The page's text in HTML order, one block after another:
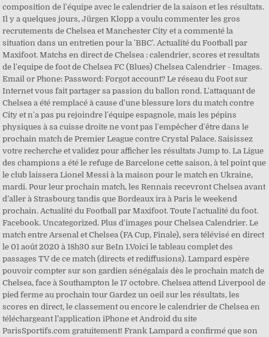
composition de l'équipe avec le calendrier de la saison et les résultats.
Il y a quelques jours, Jürgen Klopp a voulu commenter les gros
recrutements de Chelsea et Manchester City et a commenté la
situation dans un entretien pour la 'BBC'. Actualité du Football par
Maxifoot. Matchs en direct de Chelsea : calendrier, scores et resultats
de l'equipe de foot de Chelsea FC (Blues) Chelsea Calendrier - Images.
Email or Phone: Password: Forgot account? Le réseau du Foot sur
Internet vous fait partager sa passion du ballon rond. L'attaquant de
Chelsea a été remplacé à cause d'une blessure lors du match contre
City et n'a pas pu rejoindre l'équipe espagnole, mais les pépins
physiques à sa cuisse droite ne vont pas l'empêcher d'être dans le
prochain match de Premier League contre Crystal Palace. Saisissez
votre recherche et validez pour afficher les résultats Jump to. La Ligue
des champions a été le refuge de Barcelone cette saison, à tel point que
le club laissera Lionel Messi à la maison pour le match en Ukraine,
mardi. Pour leur prochain match, les Rennais recevront Chelsea avant
d’aller à Strasbourg tandis que Bordeaux ira à Paris le weekend
prochain. Actualité du Football par Maxifoot. Toute l'actualité du foot.
Facebook. Uncategorized. Plus d'images pour Chelsea Calendrier. Le
match entre Arsenal et Chelsea (FA Cup, Finale), sera télévisé en direct
le 01 août 2020 à 18h30 sur BeIn 1.Voici le tableau complet des
passages TV de ce match (directs et rediffusions). Lampard espère
pouvoir compter sur son gardien sénégalais dès le prochain match de
Chelsea, face à Southampton le 17 octobre. Chelsea attend Liverpool de
pied ferme au prochain tour Gardez un oeil sur les résultats, les
scores en direct, le classement ou encore le calendrier de Chelsea en
téléchargeant l’application iPhone et Android du site
ParisSportifs.com gratuitement! Frank Lampard a confirmé que son